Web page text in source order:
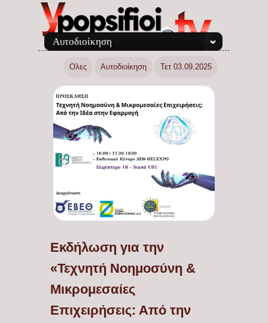
Αυτοδιοίκηση
Ολες Αυτοδιοίκηση Τετ 03.09.2025
Εκδήλωση για την
«Τεχνητή Νοημοσύνη &
Μικρομεσαίες
Επιχειρήσεις: Από την